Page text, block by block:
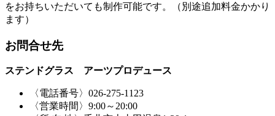
をお持ちいただいても制作可能です。（別途追加料金かかり
ます）
お問合せ先
ステンドグラス アーツプロデュース
〈電話番号〉026-275-1123
〈営業時間〉9:00～20:00